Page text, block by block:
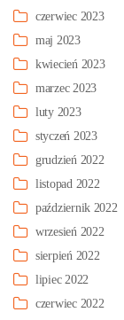
czerwiec 2023
maj 2023
kwiecień 2023
marzec 2023
luty 2023
styczeń 2023
grudzień 2022
listopad 2022
październik 2022
wrzesień 2022
sierpień 2022
lipiec 2022
czerwiec 2022